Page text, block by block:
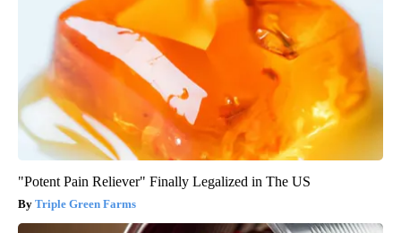
"Potent Pain Reliever" Finally Legalized in The US
Triple Green Farms